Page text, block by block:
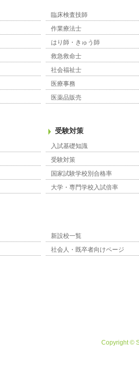
臨床検査技師
作業療法士
はり師・きゅう師
救急救命士
社会福祉士
医療事務
医薬品販売
受験対策
入試基礎知識
受験対策
国家試験学校別合格率
大学・専門学校入試倍率
新設校一覧
社会人・既卒者向けページ
Copyright ©